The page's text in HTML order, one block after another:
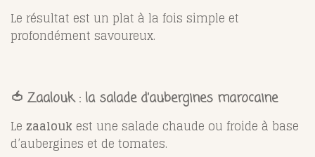
Le résultat est un plat à la fois simple et
profondément savoureux.
🍅 Zaalouk : la salade d’aubergines marocaine
Le zaalouk est une salade chaude ou froide à base
d’aubergines et de tomates.